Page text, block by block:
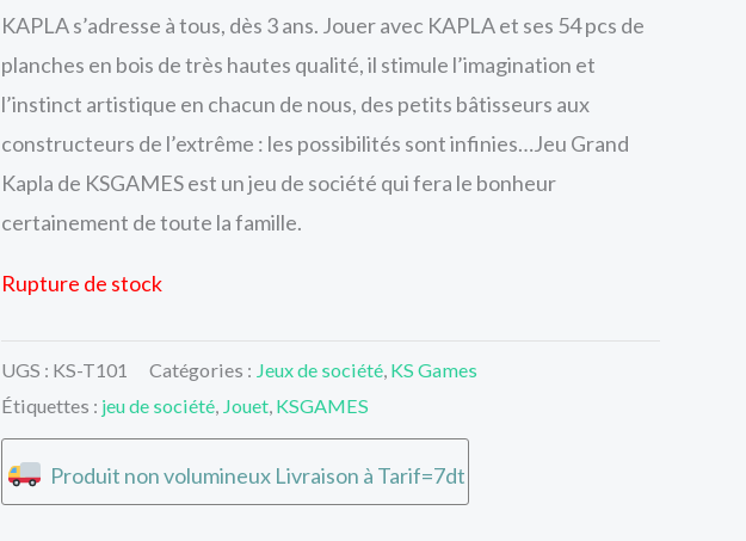
KAPLA s’adresse à tous, dès 3 ans. Jouer avec KAPLA et ses 54 pcs de
planches en bois de très hautes qualité, il stimule l’imagination et
l’instinct artistique en chacun de nous, des petits bâtisseurs aux
constructeurs de l’extrême : les possibilités sont infinies…Jeu Grand
Kapla de KSGAMES est un jeu de société qui fera le bonheur
certainement de toute la famille.
Rupture de stock
UGS : KS-T101 Catégories : Jeux de société KS Games
Étiquettes : jeu de société Jouet KSGAMES
Produit non volumineux Livraison à Tarif=7dt